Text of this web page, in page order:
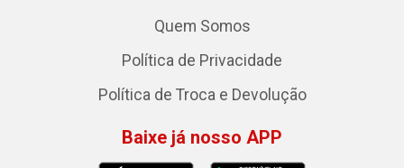
Quem Somos
Política de Privacidade
Política de Troca e Devolução
Baixe já nosso APP